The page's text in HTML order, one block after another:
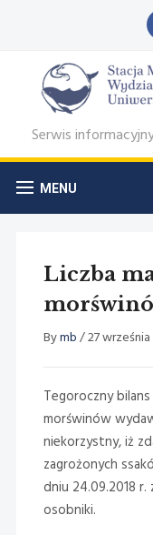
Serwis
MENU
Liczba
Bymb/27 września
Tegoroczny
morświnów
niekorzystny, iż
zagrożonych
dniu 24.09.2018
osobniki.